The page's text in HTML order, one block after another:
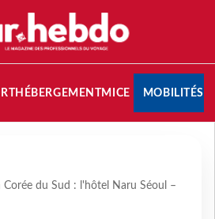
HÉBERGEMENTMICE MOBILITÉS
Corée du Sud : l'hôtel Naru Séoul –